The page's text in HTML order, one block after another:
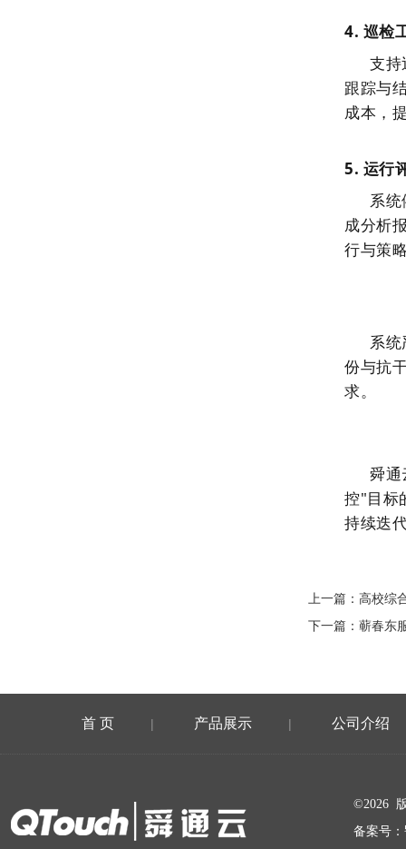
4. 巡检
支持
跟踪与
成本，
5. 运行
系
成分析
行与策
系
份与抗
求。
舜通
控"目标
持续迭
上一篇： 高校综
下一篇： 蕲春东
首 页 | 产品展示 | 公司介绍
©2026
备案号：